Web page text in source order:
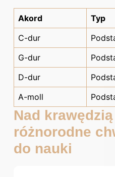
Akord
Typ
C-dur
G-dur
D-dur
A-moll
Nad
różnorodne
do nauki